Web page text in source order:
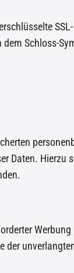
Schloss-
Daten. Hierzu
Werbung
der